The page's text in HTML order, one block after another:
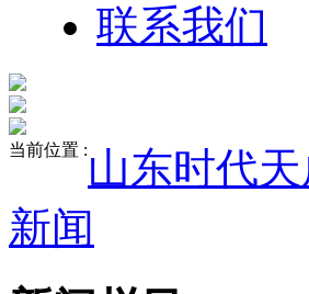
联系我们
当前位置 : 山东时代
新闻